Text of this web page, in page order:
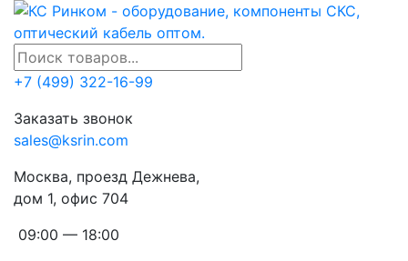
+7 (499) 322-16-99
Заказать звонок
sales@ksrin.com
Москва, проезд Дежнева,
дом 1, офис 704
09:00 — 18:00